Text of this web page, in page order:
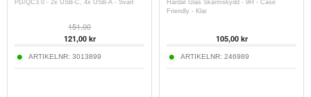
PD/QC3.0 - 2x USB-C, 4x USB-A - Svart
151,00
121,00 kr
ARTIKELNR: 3013899
Härdat Glas Skärmskydd - 9H - Case
Friendly - Klar
105,00 kr
ARTIKELNR: 246989